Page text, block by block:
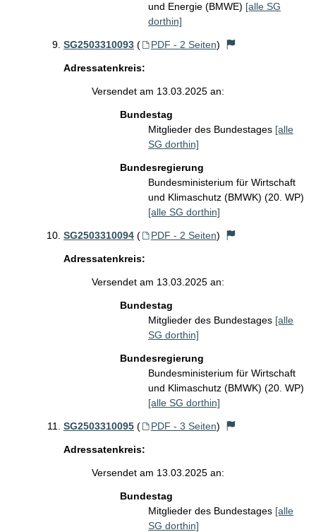
und Energie (BMWE) [alle SG
dorthin]
SG2503310093 ( PDF - 2 Seiten)
Adressatenkreis:
Versendet am 13.03.2025 an:
Bundestag
Mitglieder des Bundestages [alle
SG dorthin]
Bundesregierung
Bundesministerium für Wirtschaft
und Klimaschutz (BMWK) (20. WP)
[alle SG dorthin]
SG2503310094 ( PDF - 2 Seiten)
Adressatenkreis:
Versendet am 13.03.2025 an:
Bundestag
Mitglieder des Bundestages [alle
SG dorthin]
Bundesregierung
Bundesministerium für Wirtschaft
und Klimaschutz (BMWK) (20. WP)
[alle SG dorthin]
SG2503310095 ( PDF - 3 Seiten)
Adressatenkreis:
Versendet am 13.03.2025 an:
Bundestag
Mitglieder des Bundestages [alle
SG dorthin]